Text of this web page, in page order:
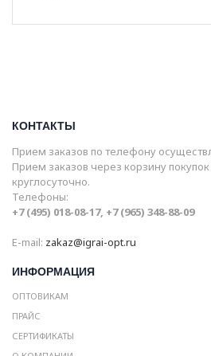
КОНТАКТЫ
Прием заказов по телефону
Прием заказов через корзину
круглосуточно.
Телефоны:
+7 (495) 018-08-17, +7 (965) 348-88-09
E-mail: zakaz@igrai-opt.ru
ИНФОРМАЦИЯ
ОПТОВИКАМ
ПРАЙС
СЕРТИФИКАТЫ